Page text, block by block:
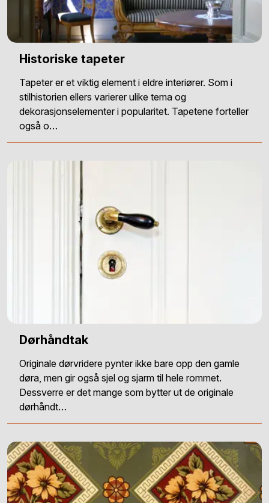
Historiske tapeter
Tapeter er et viktig element i eldre interiører. Som i
stilhistorien ellers varierer ulike tema og
dekorasjonselementer i popularitet. Tapetene forteller
også o…
Dørhåndtak
Originale dørvridere pynter ikke bare opp den gamle
døra, men gir også sjel og sjarm til hele rommet.
Dessverre er det mange som bytter ut de originale
dørhåndt…